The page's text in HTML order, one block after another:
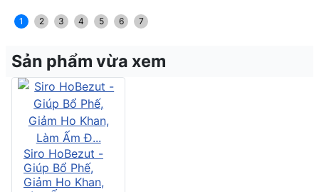
1 2 3 4 5 6 7
Sản phẩm vừa xem
Siro HoBezut -
Giúp Bổ Phế,
Giảm Ho Khan,